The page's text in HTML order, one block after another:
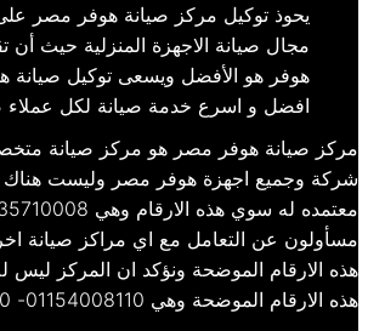
يحوذ توكيل مركز صيانة هوفر مصر على
مجال صيانة الاجهزة المنزلية حيث أن
هوفر هو الأفضل ويسعى توكيل صيانة
افضل و اسرع خدمة صيانة لكل عملاء
مركز صيانة هوفر مصر هو مركز صيانة
شركة وجميع اجهزة هوفر مصر وليست هناك
مسأولون عن التعامل مع اي مراكز صيانة
هذه الارقام الموضحة ونؤكد ان المركز ليس
هذه الارقام الموضحة وهي 01154008110- 01220261030